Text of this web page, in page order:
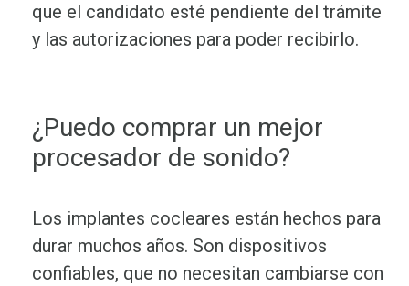
que el candidato esté pendiente del trámite
y las autorizaciones para poder recibirlo.
¿Puedo comprar un mejor
procesador de sonido?
Los implantes cocleares están hechos para
durar muchos años. Son dispositivos
confiables, que no necesitan cambiarse con